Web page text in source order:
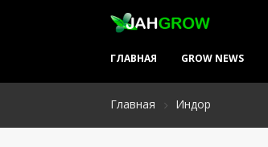
ГЛАВНАЯ GROW NEWS
Главная Индор